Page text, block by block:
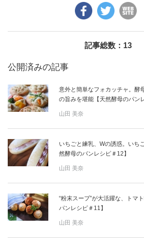
妊娠/出産/家族
ココロ/カラダ
トラベル
占い
性と愛
記事総数：13
公開済みの記事
意外と簡単なフォカッチャ。酵
の旨みを堪能【天然酵母のパン
山田 美奈
いちごと練乳、Wの誘惑。いち
然酵母のパンレシピ＃12】
山田 美奈
“粉末スープ”が大活躍な、トマ
パンレシピ＃11】
山田 美奈